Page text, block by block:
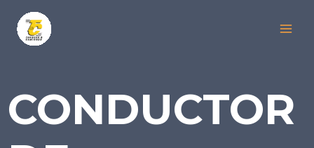
contenido
CONDUCTOR